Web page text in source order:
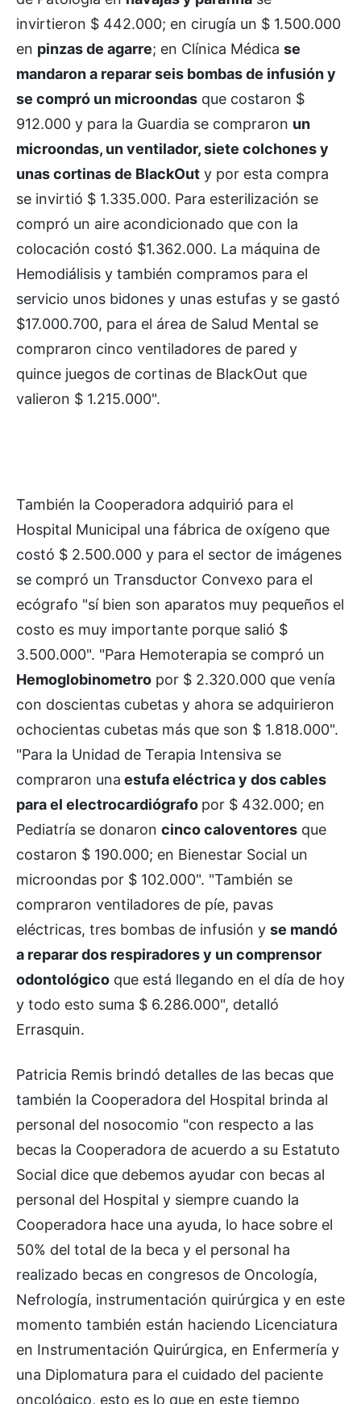
invirtieron $ 442.000; en cirugía un $ 1.500.000
en pinzas de agarre; en Clínica Médica se
mandaron a reparar seis bombas de infusión y
se compró un microondas que costaron $
912.000 y para la Guardia se compraron un
microondas, un ventilador, siete colchones y
unas cortinas de BlackOut y por esta compra
se invirtió $ 1.335.000. Para esterilización se
compró un aire acondicionado que con la
colocación costó $1.362.000. La máquina de
Hemodiálisis y también compramos para el
servicio unos bidones y unas estufas y se gastó
$17.000.700, para el área de Salud Mental se
compraron cinco ventiladores de pared y
quince juegos de cortinas de BlackOut que
valieron $ 1.215.000".
También la Cooperadora adquirió para el
Hospital Municipal una fábrica de oxígeno que
costó $ 2.500.000 y para el sector de imágenes
se compró un Transductor Convexo para el
ecógrafo "sí bien son aparatos muy pequeños el
costo es muy importante porque salió $
3.500.000". "Para Hemoterapia se compró un
Hemoglobinometro por $ 2.320.000 que venía
con doscientas cubetas y ahora se adquirieron
ochocientas cubetas más que son $ 1.818.000".
"Para la Unidad de Terapia Intensiva se
compraron una estufa eléctrica y dos cables
para el electrocardiógrafo por $ 432.000; en
Pediatría se donaron cinco caloventores que
costaron $ 190.000; en Bienestar Social un
microondas por $ 102.000". "También se
compraron ventiladores de píe, pavas
eléctricas, tres bombas de infusión y se mandó
a reparar dos respiradores y un comprensor
odontológico que está llegando en el día de hoy
y todo esto suma $ 6.286.000", detalló
Errasquin.
Patricia Remis brindó detalles de las becas que
también la Cooperadora del Hospital brinda al
personal del nosocomio "con respecto a las
becas la Cooperadora de acuerdo a su Estatuto
Social dice que debemos ayudar con becas al
personal del Hospital y siempre cuando la
Cooperadora hace una ayuda, lo hace sobre el
50% del total de la beca y el personal ha
realizado becas en congresos de Oncología,
Nefrología, instrumentación quirúrgica y en este
momento también están haciendo Licenciatura
en Instrumentación Quirúrgica, en Enfermería y
una Diplomatura para el cuidado del paciente
oncológico, esto es lo que en este tiempo